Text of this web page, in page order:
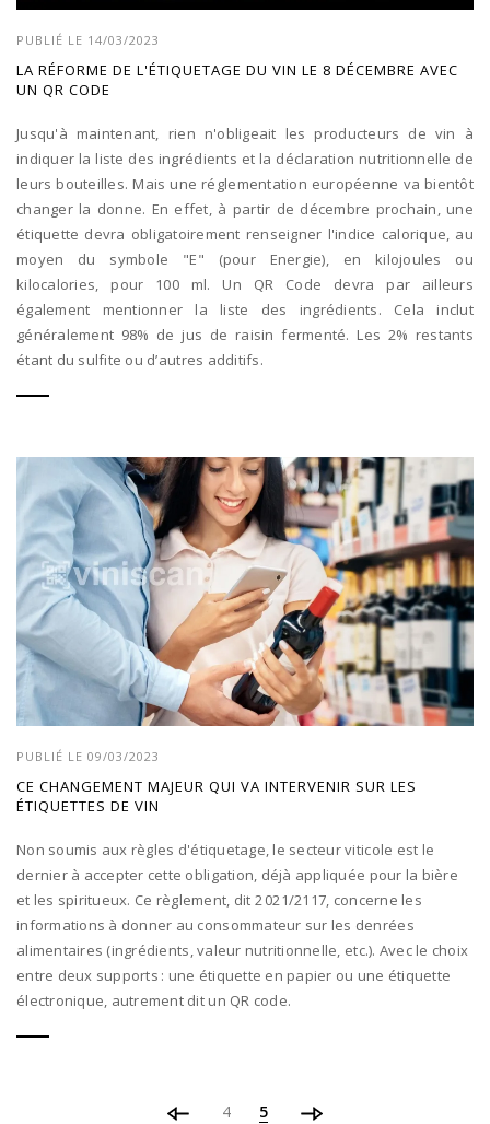
PUBLIÉ LE 14/03/2023
LA RÉFORME DE L'ÉTIQUETAGE DU VIN LE 8 DÉCEMBRE AVEC
UN QR CODE
Jusqu'à maintenant, rien n'obligeait les producteurs de vin à
indiquer la liste des ingrédients et la déclaration nutritionnelle de
leurs bouteilles. Mais une réglementation européenne va bientôt
changer la donne. En effet, à partir de décembre prochain, une
étiquette devra obligatoirement renseigner l'indice calorique, au
moyen du symbole "E" (pour Energie), en kilojoules ou
kilocalories, pour 100 ml. Un QR Code devra par ailleurs
également mentionner la liste des ingrédients. Cela inclut
généralement 98% de jus de raisin fermenté. Les 2% restants
étant du sulfite ou d’autres additifs.
PUBLIÉ LE 09/03/2023
CE CHANGEMENT MAJEUR QUI VA INTERVENIR SUR LES
ÉTIQUETTES DE VIN
Non soumis aux règles d'étiquetage, le secteur viticole est le
dernier à accepter cette obligation, déjà appliquée pour la bière
et les spiritueux. Ce règlement, dit 2 021/2117, concerne les
informations à donner au consommateur sur les denrées
alimentaires (ingrédients, valeur nutritionnelle, etc.). Avec le choix
entre deux supports : une étiquette en papier ou une étiquette
électronique, autrement dit un QR code.
4 5